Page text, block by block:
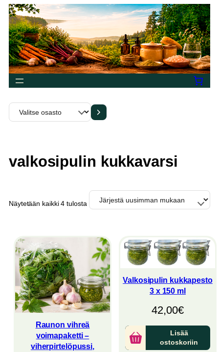
Siirry
sisältöön
Valitse
osasto
valkosipulin kukkavarsi
Näytetään kaikki 4 tulostaSorted
Raunon vihreä
voimapaketti –
viherpirtelöpussi,
Valkosipulin kukkapesto
3 x 150 ml
42,00€
Lisää
ostoskoriin